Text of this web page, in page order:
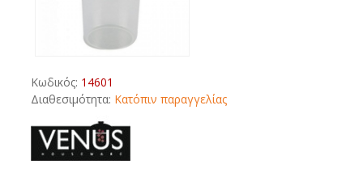
Κωδικός: 14601
Διαθεσιμότητα: Κατόπιν παραγγελίας